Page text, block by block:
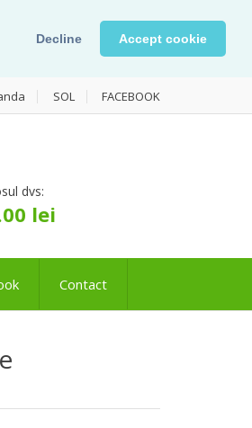
Decline Accept cookie
SOL FACEBOOK
dvs:
lei
Contact